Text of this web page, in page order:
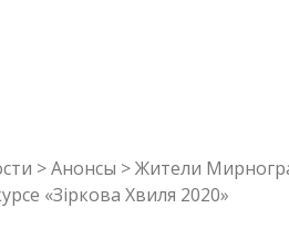
>Анонсы >Жители
«Зіркова Хвиля 2020»